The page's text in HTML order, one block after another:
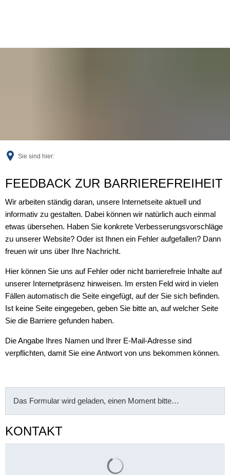
Sie sind hier:
Feedback
FEEDBACK ZUR BARRIEREFREIHEIT
Wir arbeiten ständig daran, unsere Internetseite aktuell und
informativ zu gestalten. Dabei können wir natürlich auch einmal
etwas übersehen. Haben Sie konkrete Verbesserungsvorschläge
zu unserer Website? Oder ist Ihnen ein Fehler aufgefallen? Dann
freuen wir uns über Ihre Nachricht.
Hier können Sie uns auf Fehler oder nicht barrierefreie Inhalte auf
unserer Internetpräsenz hinweisen. Im ersten Feld wird in vielen
Fällen automatisch die Seite eingefügt, auf der Sie sich befinden.
Ist keine Seite eingegeben, geben Sie bitte an, auf welcher Seite
Sie die Barriere gefunden haben.
Die Angabe Ihres Namen und Ihrer E-Mail-Adresse sind
verpflichten, damit Sie eine Antwort von uns bekommen können.
Das Formular wird geladen, einen Moment bitte…
KONTAKT